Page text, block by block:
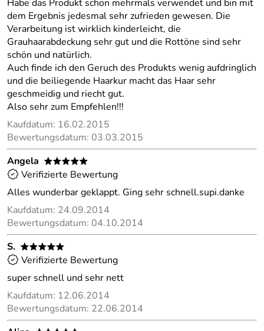
Habe das Produkt schon mehrmals verwendet und bin mit
dem Ergebnis jedesmal sehr zufrieden gewesen. Die
Verarbeitung ist wirklich kinderleicht, die
Grauhaarabdeckung sehr gut und die Rottöne sind sehr
schön und natürlich.
Auch finde ich den Geruch des Produkts wenig aufdringlich
und die beiliegende Haarkur macht das Haar sehr
geschmeidig und riecht gut.
Also sehr zum Empfehlen!!!
Kaufdatum: 16.02.2015
Bewertungsdatum: 03.03.2015
Angela
*****
Verifizierte Bewertung
Alles wunderbar geklappt. Ging sehr schnell.supi.danke
Kaufdatum: 24.09.2014
Bewertungsdatum: 04.10.2014
S.
*****
Verifizierte Bewertung
super schnell und sehr nett
Kaufdatum: 12.06.2014
Bewertungsdatum: 22.06.2014